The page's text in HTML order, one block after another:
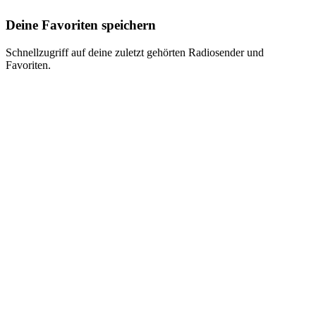
Deine Favoriten speichern
Schnellzugriff auf deine zuletzt gehörten Radiosender und
Favoriten.